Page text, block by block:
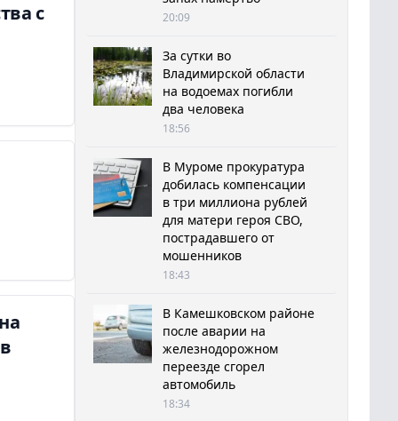
с 20:09
За сутки во
Владимирской области
на водоемах погибли
два человека
18:56
В Муроме прокуратура
добилась компенсации
в три миллиона рублей
для матери героя СВО,
пострадавшего от
мошенников
18:43
В Камешковском районе
после аварии на
железнодорожном
переезде сгорел
автомобиль
18:34